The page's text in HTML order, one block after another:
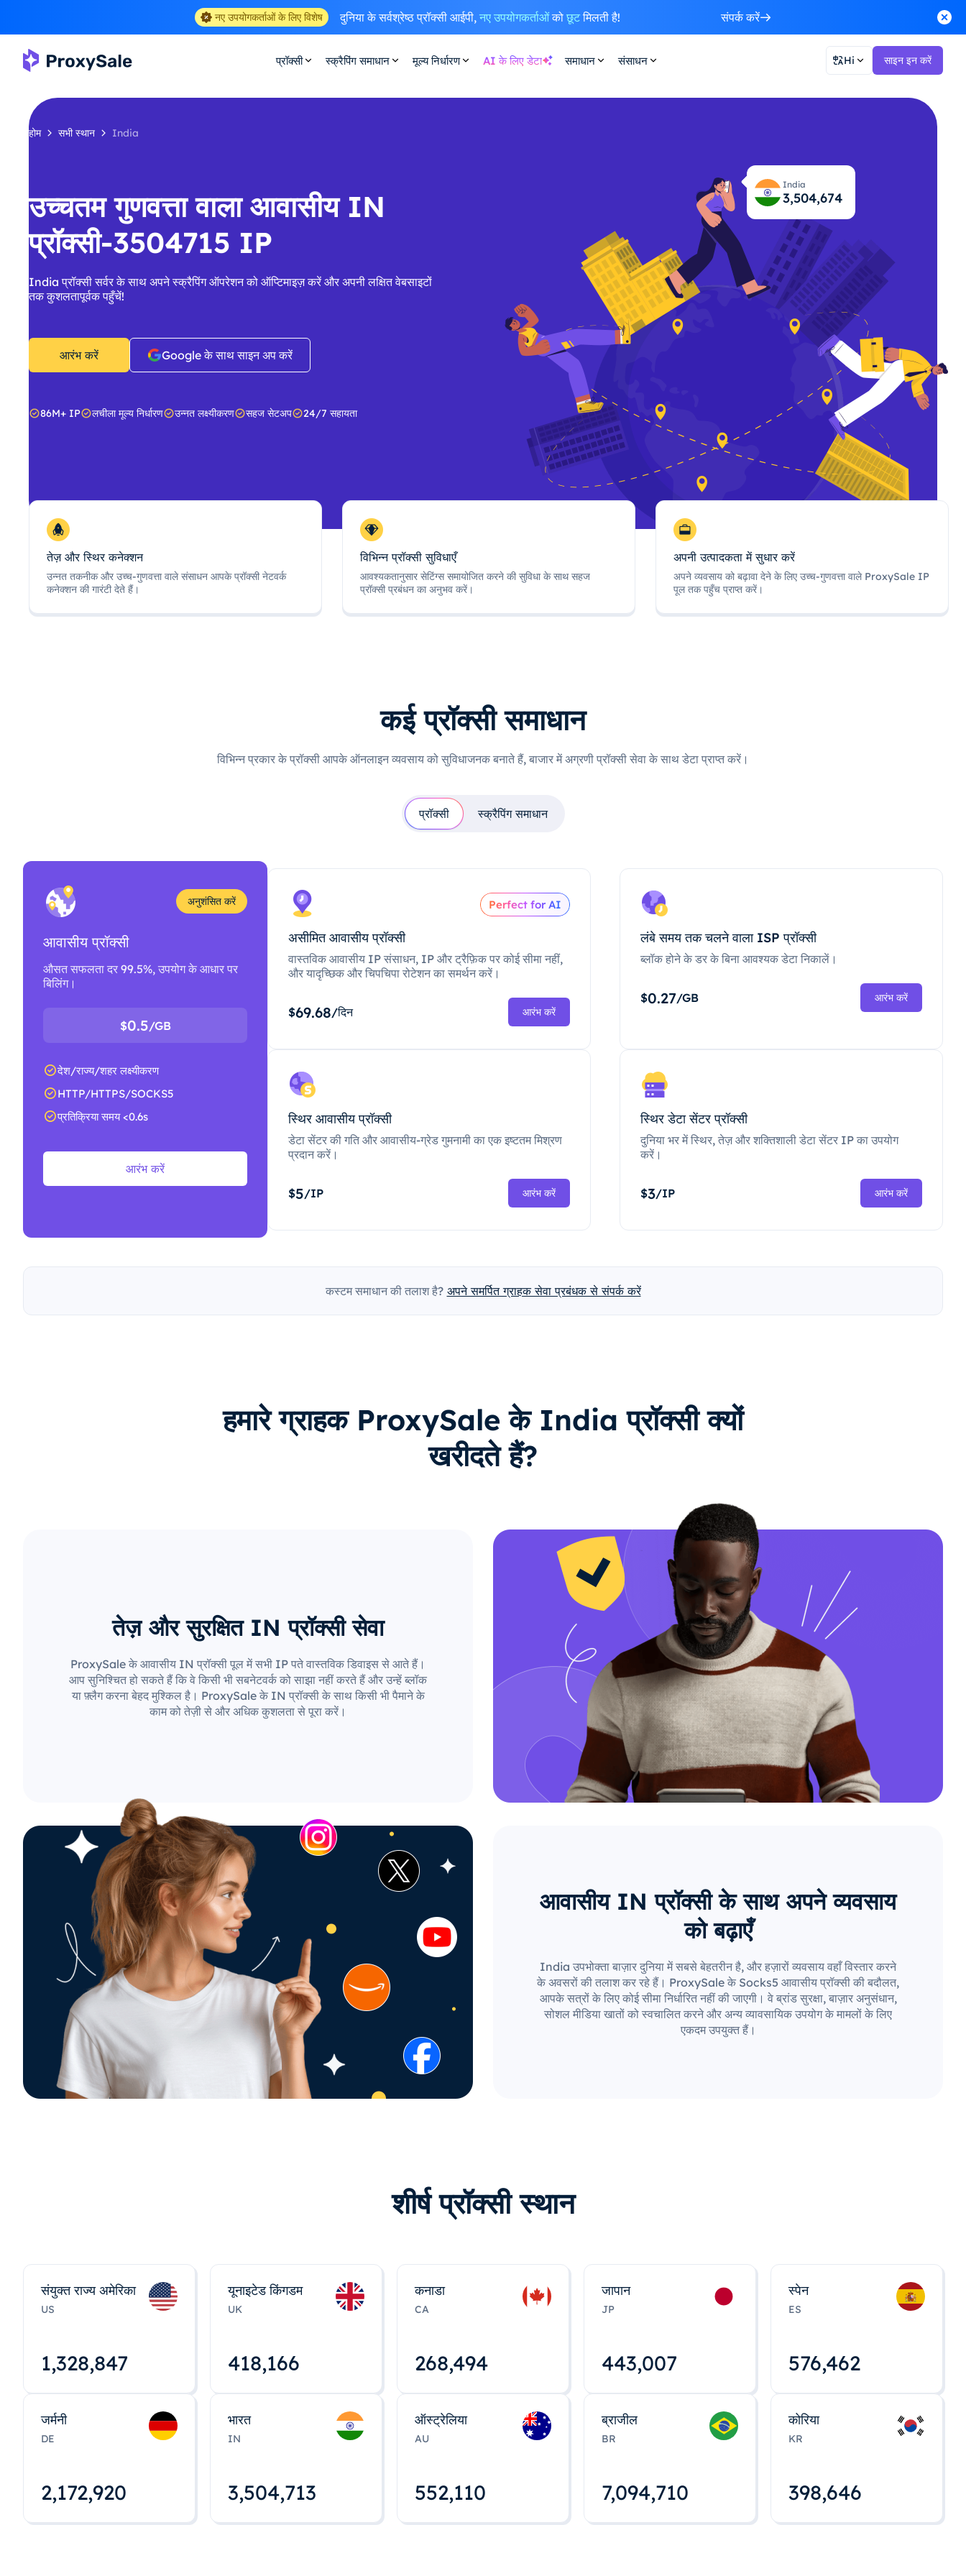
नए उपयोगकर्ताओं के लिए विशेष दुनिया के सर्वश्रेष्ठ प्रॉक्सी आईपी, नए उपयोगकर्ताओंको छूटमिलती है! संपर्क करें
प्रॉक्सी स्क्रैपिंग समाधान मूल्य निर्धारण AI के लिए डेटा समाधान संसाधन Hi साइन इन करें
होम सभी स्थान India
उच्चतम गुणवत्ता वाला आवासीय IN
प्रॉक्सी-3504715 IP
India प्रॉक्सी सर्वर के साथ अपने स्क्रैपिंग ऑपरेशन को ऑप्टिमाइज़ करें और अपनी लक्षित वेबसाइटों
तक कुशलतापूर्वक पहुँचें!
आरंभ करें Google के साथ साइन अप करें
86M+ IP लचीला मूल्य निर्धारण उन्नत लक्ष्यीकरण सहज सेटअप 24/7 सहायता
India
3,504,715
तेज़ और स्थिर कनेक्शन
उन्नत तकनीक और उच्च-गुणवत्ता वाले संसाधन आपके प्रॉक्सी नेटवर्क
कनेक्शन की गारंटी देते हैं।
विभिन्न प्रॉक्सी सुविधाएँ
आवश्यकतानुसार सेटिंग्स समायोजित करने की सुविधा के साथ सहज
प्रॉक्सी प्रबंधन का अनुभव करें।
अपनी उत्पादकता में सुधार करें
अपने व्यवसाय को बढ़ावा देने के लिए उच्च-गुणवत्ता वाले ProxySale IP
पूल तक पहुँच प्राप्त करें।
कई प्रॉक्सी समाधान
विभिन्न प्रकार के प्रॉक्सी आपके ऑनलाइन व्यवसाय को सुविधाजनक बनाते हैं, बाजार में अग्रणी प्रॉक्सी सेवा के साथ डेटा प्राप्त करें।
प्रॉक्सी स्क्रैपिंग समाधान
अनुशंसित करें
आवासीय प्रॉक्सी
औसत सफलता दर 99.5%, उपयोग के आधार पर
बिलिंग।
$0.5/GB
देश/राज्य/शहर लक्ष्यीकरण
HTTP/HTTPS/SOCKS5
प्रतिक्रिया समय <0.6s
आरंभ करें
Perfect for AI
असीमित आवासीय प्रॉक्सी
वास्तविक आवासीय IP संसाधन, IP और ट्रैफ़िक पर कोई सीमा नहीं,
और यादृच्छिक और चिपचिपा रोटेशन का समर्थन करें।
$69.68/दिन आरंभ करें
लंबे समय तक चलने वाला ISP प्रॉक्सी
ब्लॉक होने के डर के बिना आवश्यक डेटा निकालें।
$0.27/GB आरंभ करें
स्थिर आवासीय प्रॉक्सी
डेटा सेंटर की गति और आवासीय-ग्रेड गुमनामी का एक इष्टतम मिश्रण
प्रदान करें।
$5/IP आरंभ करें
स्थिर डेटा सेंटर प्रॉक्सी
दुनिया भर में स्थिर, तेज़ और शक्तिशाली डेटा सेंटर IP का उपयोग
करें।
$3/IP आरंभ करें
कस्टम समाधान की तलाश है? अपने समर्पित ग्राहक सेवा प्रबंधक से संपर्क करें
हमारे ग्राहक ProxySale के India प्रॉक्सी क्यों
खरीदते हैं?
तेज़ और सुरक्षित IN प्रॉक्सी सेवा
ProxySale के आवासीय IN प्रॉक्सी पूल में सभी IP पते वास्तविक डिवाइस से आते हैं।
आप सुनिश्चित हो सकते हैं कि वे किसी भी सबनेटवर्क को साझा नहीं करते हैं और उन्हें ब्लॉक
या फ़्लैग करना बेहद मुश्किल है। ProxySale के IN प्रॉक्सी के साथ किसी भी पैमाने के
काम को तेज़ी से और अधिक कुशलता से पूरा करें।
आवासीय IN प्रॉक्सी के साथ अपने व्यवसाय
को बढ़ाएँ
India उपभोक्ता बाज़ार दुनिया में सबसे बेहतरीन है, और हज़ारों व्यवसाय वहाँ विस्तार करने
के अवसरों की तलाश कर रहे हैं। ProxySale के Socks5 आवासीय प्रॉक्सी की बदौलत,
आपके सत्रों के लिए कोई सीमा निर्धारित नहीं की जाएगी। वे ब्रांड सुरक्षा, बाज़ार अनुसंधान,
सोशल मीडिया खातों को स्वचालित करने और अन्य व्यावसायिक उपयोग के मामलों के लिए
एकदम उपयुक्त हैं।
शीर्ष प्रॉक्सी स्थान
संयुक्त राज्य अमेरिका
US
1,328,848
यूनाइटेड किंगडम
UK
418,167
कनाडा
CA
268,495
जापान
JP
443,008
स्पेन
ES
576,463
जर्मनी
DE
2,172,922
भारत
IN
3,504,715
ऑस्ट्रेलिया
AU
552,112
ब्राजील
BR
7,094,712
कोरिया
KR
398,648